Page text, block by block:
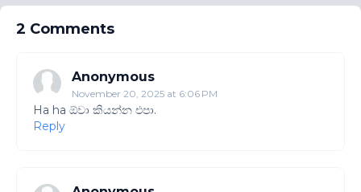
2 Comments
Anonymous
November 20, 2025 at 6:06 PM
Ha ha ඕවා කියන්න එපා.
Reply